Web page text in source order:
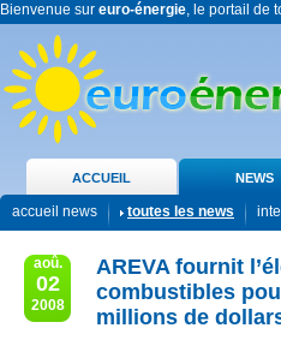
Bienvenue sur euro-énergie, le portail de
ACCUEIL NEWS
accueil news toutes les news
aoû.
02
2008
AREVA fournit
combustibles
millions de